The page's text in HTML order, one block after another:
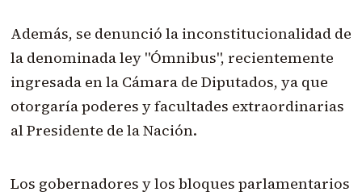
Además, se denunció la inconstitucionalidad de
la denominada ley "Ómnibus", recientemente
ingresada en la Cámara de Diputados, ya que
otorgaría poderes y facultades extraordinarias
al Presidente de la Nación.
Los gobernadores y los bloques parlamentarios